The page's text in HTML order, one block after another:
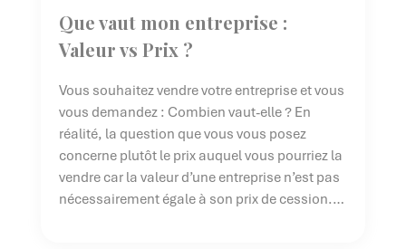
Que vaut mon entreprise :
Valeur vs Prix ?
Vous souhaitez vendre votre entreprise et vous
vous demandez : Combien vaut-elle ? En
réalité, la question que vous vous posez
concerne plutôt le prix auquel vous pourriez la
vendre car la valeur d’une entreprise n’est pas
nécessairement égale à son prix de cession.